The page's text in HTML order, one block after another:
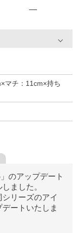
—
マチ：11cm×持ち
のアップデート
ました。
リーズのアイ
ートいたしま